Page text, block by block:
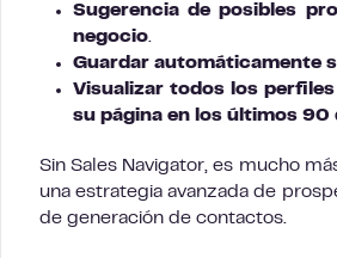
Sugerencia de posibles
negocio
Guardar automáticamente
Visualizar todos los
su página en los últimos 90
Sin Sales Navigator, es mucho
una estrategia avanzada de
de generación de contactos.